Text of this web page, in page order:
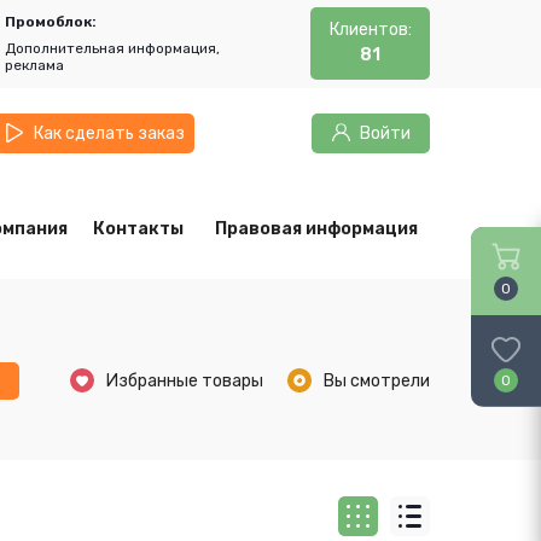
Промоблок:
Дополнительная информация,
реклама
Клиентов:
81
Как сделать заказ Войти
Контакты Правовая информация
Избранные товары Вы смотрели
0
0